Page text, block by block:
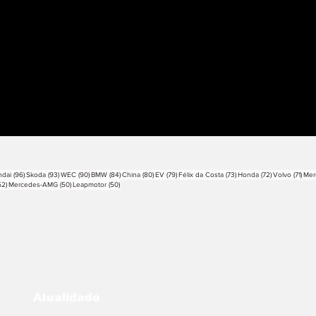
(96)96 posts
Skoda (93)93 posts
WEC (90)90 posts
BMW (84)84 posts
China (80)80 posts
EV (79)79 posts
Félix da Costa (73)73 posts
Honda (72)72 posts
Volvo (71)71
52 posts
Mercedes-AMG (50)50 posts
Leapmotor (50)50 posts